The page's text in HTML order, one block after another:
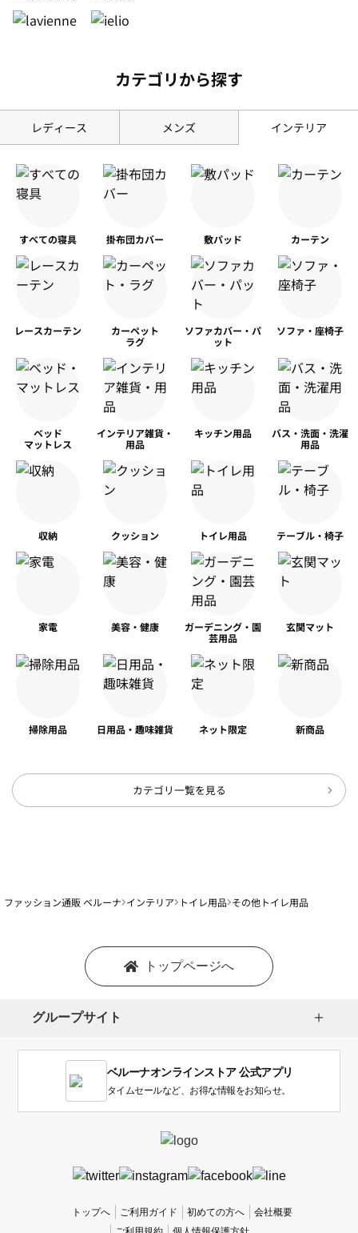
カテゴリから探す
レディース メンズ インテリア
すべての寝具 掛布団カバー 敷パッド カーテン
レースカーテン
カーペット
ラグ
ソファカバー・パ
ット
ソファ・座椅子
ベッド
マットレス
インテリア雑貨・
用品
キッチン用品
バス・洗面・洗濯
用品
収納 クッション トイレ用品 テーブル・椅子
家電 美容・健康
ガーデニング・園
芸用品
玄関マット
掃除用品 日用品・趣味雑貨 ネット限定 新商品
カテゴリ一覧を見る
ファッション通販 ベルーナ インテリア トイレ用品 その他トイレ用品
トップページへ
グループサイト
ベルーナオンラインストア 公式アプリ
タイムセールなど、お得な情報をお知らせ。
トップへ ご利用ガイド 初めての方へ
会社概要